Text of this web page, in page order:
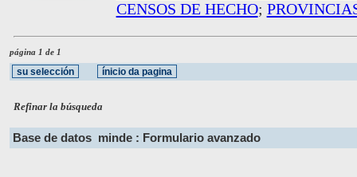
CENSOS DE HECHO;
página 1 de 1
Refinar la búsqueda
Base de datos minde : Formulario avanzado